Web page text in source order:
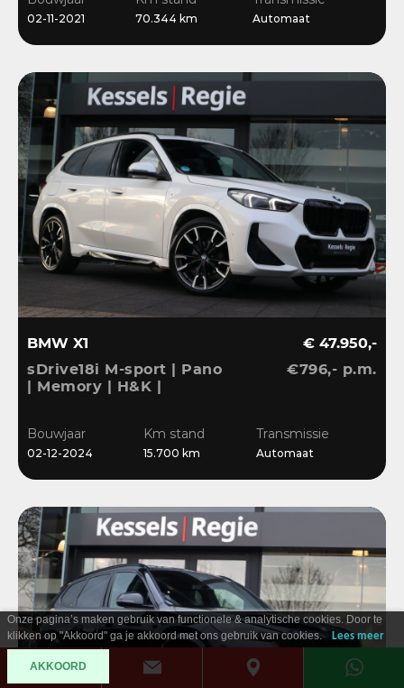
02-11-2021 70.344 km Automaat
BMW X1
sDrive18i M-sport | Pano
| Memory | H&K |
€ 47.950,-
€796,- p.m.
Bouwjaar
02-12-2024
Km stand
15.700 km
Transmissie
Automaat
Onze pagina’s maken gebruik van functionele & analytische cookies. Door te
klikken op "Akkoord" ga je akkoord met ons gebruik van cookies.
Lees meer
AKKOORD